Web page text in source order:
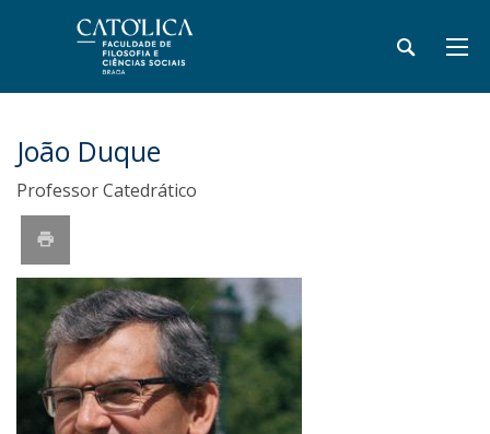
João Duque
Professor Catedrático